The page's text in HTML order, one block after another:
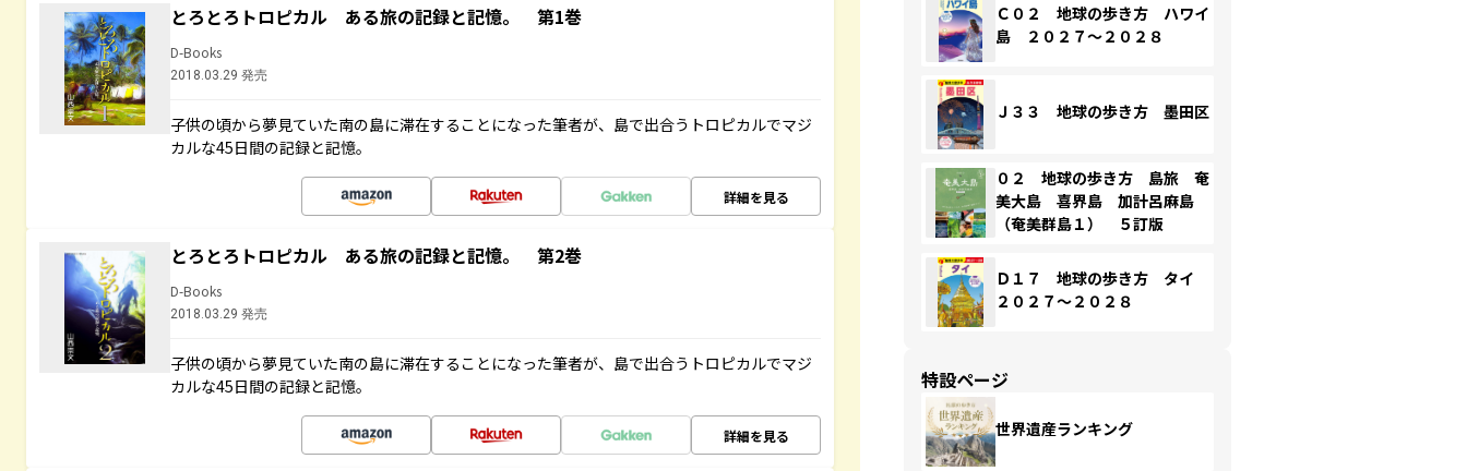
とろとろトロピカル ある旅の記録と記憶。 第1巻
D-Books
2018.03.29 発売
子供の頃から夢見ていた南の島に滞在することになった筆者が、島で出合うトロピカルでマジ
カルな45日間の記録と記憶。
詳細を見る
とろとろトロピカル ある旅の記録と記憶。 第2巻
D-Books
2018.03.29 発売
子供の頃から夢見ていた南の島に滞在することになった筆者が、島で出合うトロピカルでマジ
カルな45日間の記録と記憶。
詳細を見る
Ｃ０２ 地球の歩き方 ハワイ
島 ２０２７～２０２８
Ｊ３３ 地球の歩き方 墨田区
０２ 地球の歩き方 島旅 奄
美大島 喜界島 加計呂麻島
（奄美群島１） ５訂版
Ｄ１７ 地球の歩き方 タイ
２０２７～２０２８
特設ページ
世界遺産ランキング